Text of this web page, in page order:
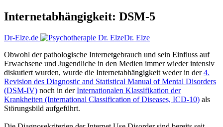
Internetabhängigkeit: DSM-5
Dr-Elze.de
Dr. Elze
Obwohl der pathologische Internetgebrauch und sein Einfluss auf
Erwachsene und Jugendliche in den Medien immer wieder intensiv
diskutiert wurden, wurde die Internetabhängigkeit weder in der4.
Revision des Diagnostic and Statistical Manual of Mental Disorders
(DSM-IV) noch in derInternationalen Klassifikation der
Krankheiten (International Classification of Diseases, ICD-10) als
Störungsbild aufgeführt.